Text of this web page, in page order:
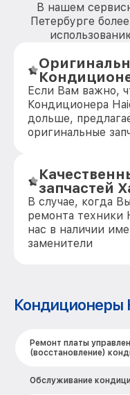
В нашем
Петербурге
Если Вам важно,
Кондиционера
дольше,
оригинальные
запчастей
В случае, когда
ремонта техники
нас в наличии
заменители
Кондиционеры
Ремонт платы
(восстановление)
Обслуживание